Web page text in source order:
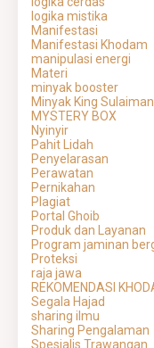
logika mistika
Manifestasi
Manifestasi Khodam
manipulasi energi
Materi
minyak booster
Minyak King Sulaiman
MYSTERY BOX
Nyinyir
Pahit Lidah
Penyelarasan
Perawatan
Pernikahan
Plagiat
Portal Ghoib
Produk dan Layanan
Program jaminan
Proteksi
raja jawa
REKOMENDASI
Segala Hajad
sharing ilmu
Sharing Pengalaman
Spesialis Trawangan